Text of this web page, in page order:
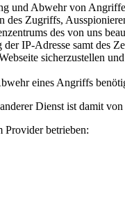
und Abwehr von
Zugriffs,
des von uns
IP-Adresse samt
sicherzustellen
eines Angriffs
Dienst ist damit von
Provider betrieben: